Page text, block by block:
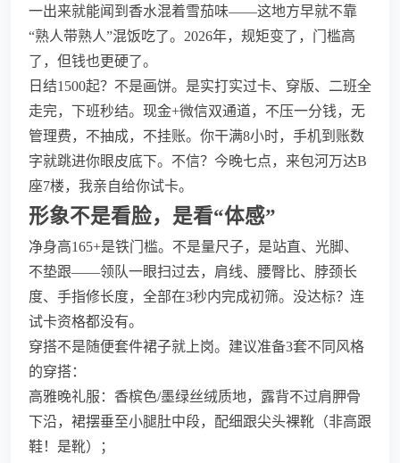
一出来就能闻到香水混着雪茄味——这地方早就不靠
“熟人带熟人”混饭吃了。2026年，规矩变了，门槛高
了，但钱也更硬了。
日结1500起？不是画饼。是实打实过卡、穿版、二班全
走完，下班秒结。现金+微信双通道，不压一分钱，无
管理费，不抽成，不挂账。你干满8小时，手机到账数
字就跳进你眼皮底下。不信？今晚七点，来包河万达B
座7楼，我亲自给你试卡。
形象不是看脸，是看“体感”
净身高165+是铁门槛。不是量尺子，是站直、光脚、
不垫跟——领队一眼扫过去，肩线、腰臀比、脖颈长
度、手指修长度，全部在3秒内完成初筛。没达标？连
试卡资格都没有。
穿搭不是随便套件裙子就上岗。建议准备3套不同风格
的穿搭：
高雅晚礼服：香槟色/墨绿丝绒质地，露背不过肩胛骨
下沿，裙摆垂至小腿肚中段，配细跟尖头裸靴（非高跟
鞋！是靴）；